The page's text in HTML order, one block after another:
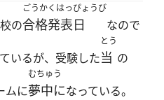
の
ごうかくはっぴょうび
合格発表日 なので
いるが、受験した
とう
当 の
ムに
むちゅう
夢中になっている。